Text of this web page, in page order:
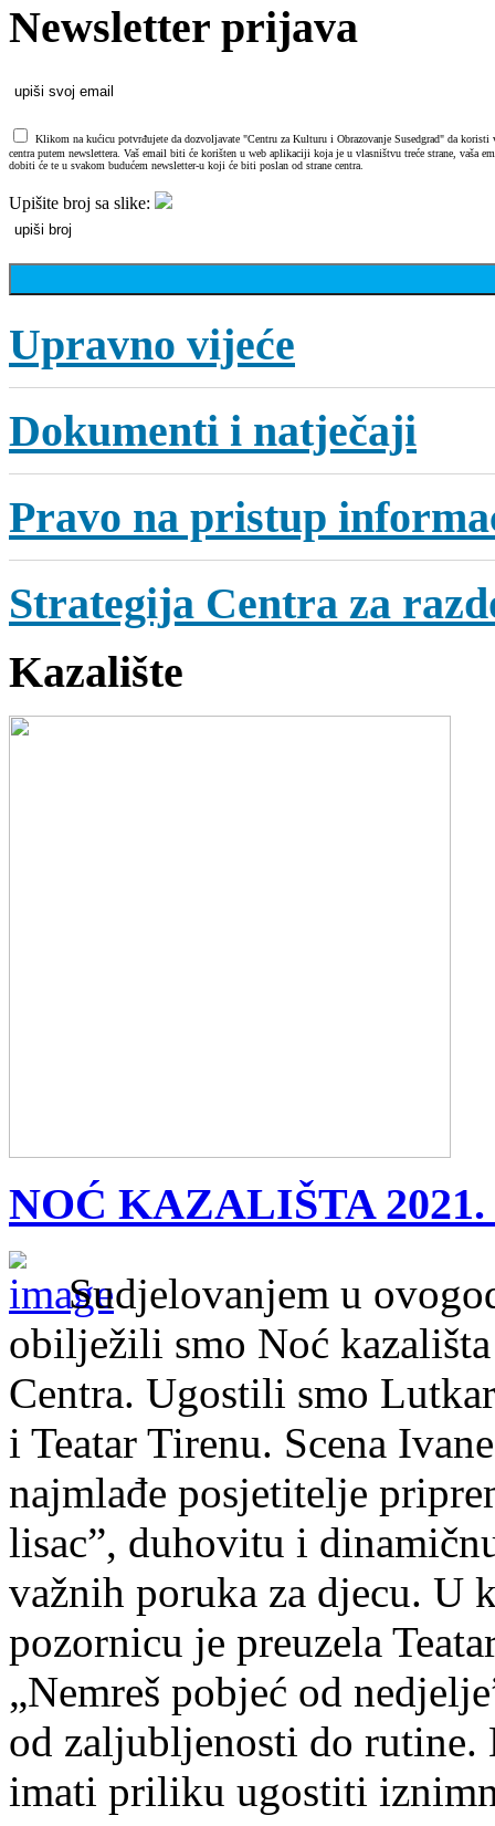
Newsletter prijava
Klikom na kućicu potvrđujete da dozvoljavate "Centru za Kulturu i Obrazovanje Susedgrad" da
centra putem newslettera. Vaš email biti će korišten u web aplikaciji koja je u vlasništvu treće strane,
dobiti će te u svakom budućem newsletter-u koji će biti poslan od strane centra.
Upišite broj sa slike:
Upravno vijeće
Dokumenti i natječaji
Pravo na pristup
Strategija Centra za
Kazalište
NOĆ KAZALIŠTA 2021.
Sudjelovanjem u
obilježili smo Noć
Centra. Ugostili smo
i Teatar Tirenu. Scena
najmlađe posjetitelje
lisac”, duhovitu i
važnih poruka za djecu. U
pozornicu je preuzela
„Nemreš pobjeć od
od zaljubljenosti do rutine.
imati priliku ugostiti